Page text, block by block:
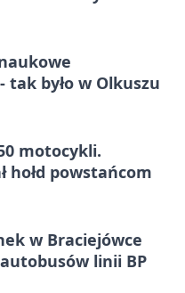
tak było w Olkuszu
motocykli.
hołd powstańcom
w Braciejówce
linii BP